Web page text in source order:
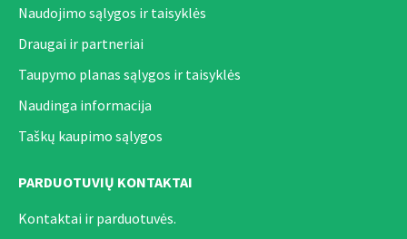
Naudojimo sąlygos ir taisyklės
Draugai ir partneriai
Taupymo planas sąlygos ir taisyklės
Naudinga informacija
Taškų kaupimo sąlygos
PARDUOTUVIŲ KONTAKTAI
Kontaktai ir parduotuvės.